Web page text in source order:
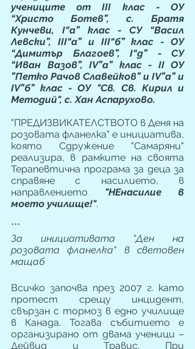
учениците от III клас - ОУ
“Христо Ботев”, с. Братя
Кунчеви, I“а” клас - СУ “Васил
Левски”, III“a” и III“б” клас - ОУ
“Димитър Благоев”, I“д” - СУ
“Иван Вазов”, IV”а” клас - II ОУ
”Петко Рачов Славейков” и IV”а” и
IV”б” клас - ОУ "Св. Св. Кирил и
Методий", с. Хан Аспарухово.
"ПРЕДИЗВИКАТЕЛСТВОТО в Деня на
розовата фланелка" е инициатива,
която Сдружение "Самаряни"
реализира, в рамките на своята
Терапевтична програма за деца за
справяне с насилието, в
направлението "НЕнасилие в
моето училище!".
***
За инициативата "Ден на
розовата фланелка" в световен
мащаб
Всичко започва през 2007 г. като
протест срещу инцидент,
свързан с тормоз в едно училище
в Канада. Тогава събитието е
организирано от двама ученици –
Дейвид и Травис. При